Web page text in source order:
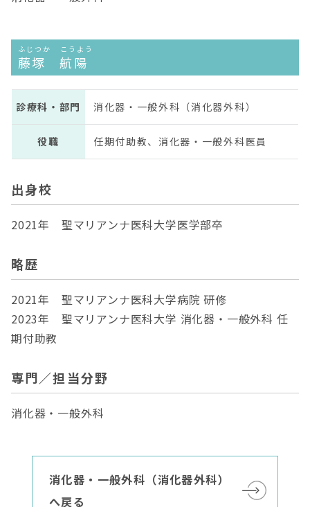
ふじつか こうよう
藤塚 航陽
診療科・部門 消化器・一般外科（消化器外科）
役職 任期付助教、消化器・一般外科医員
出身校
2021年 聖マリアンナ医科大学医学部卒
略歴
2021年 聖マリアンナ医科大学病院 研修
2023年 聖マリアンナ医科大学 消化器・一般外科 任
期付助教
専門／担当分野
消化器・一般外科
消化器・一般外科（消化器外科）
へ戻る